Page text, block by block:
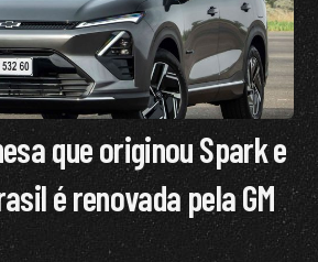
que originou Spark e
é renovada pela GM